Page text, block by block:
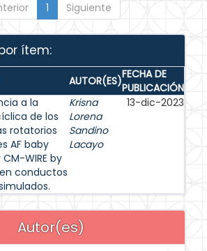
1 Siguiente
ítem:
AUTOR(ES)FECHA DE
PUBLICACIÓN
a la
de los
rotatorios
AF baby
WIRE by
conductos
Krisna
Lorena
Sandino
Lacayo
13-dic-2023
Autor(es)